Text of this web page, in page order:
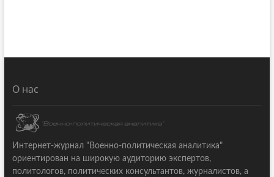
О нас
Интернет-журнал "Военно-политическая аналитика"
ориентирован на широкую аудиторию экспертов,
политологов, политических консультантов, журналистов, а